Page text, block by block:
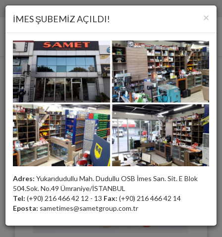
Parlatma Keçeleri
×
İMES ŞUBEMİZ AÇILDI!
Adres: Yukarıdudullu Mah. Dudullu OSB İmes San. Sit. E Blok
504.Sok. No.49 Ümraniye/İSTANBUL
Tel: (+90) 216 466 42 12 - 13 Fax: (+90) 216 466 42 14
Eposta: sametimes@sametgroup.com.tr